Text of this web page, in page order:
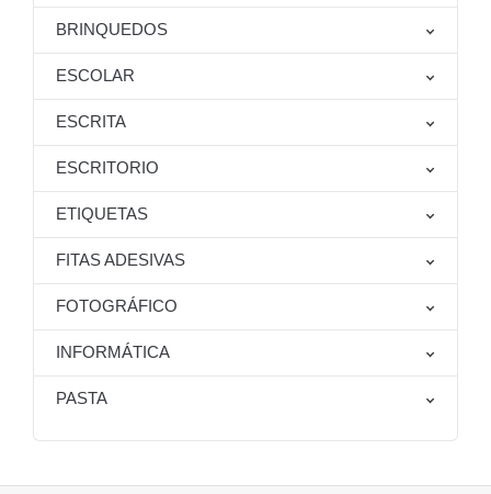
BRINQUEDOS
ESCOLAR
ESCRITA
ESCRITORIO
ETIQUETAS
FITAS ADESIVAS
FOTOGRÁFICO
INFORMÁTICA
PASTA